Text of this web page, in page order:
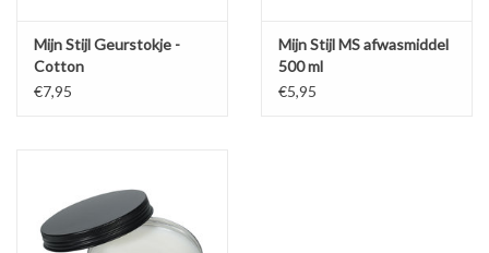
Mijn Stijl Geurstokje -
Cotton
€7,95
Mijn Stijl MS afwasmiddel
500 ml
€5,95